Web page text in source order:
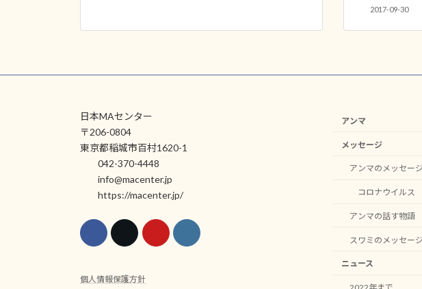
2017-09-30
日本MAセンター
〒206-0804
東京都稲城市百村1620-1
042-370-4448
info@macenter.jp
https://macenter.jp/
個人情報保護方針
アンマ
メッセージ
アンマのメッセージ
コロナウイルス
アンマの話す物語
スワミのメッセージ
ニュース